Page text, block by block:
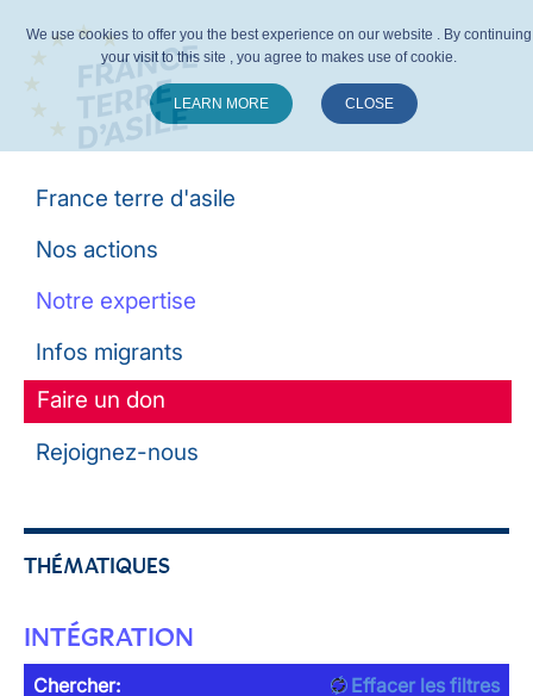
France terre d'asile
Nos actions
Notre expertise
Infos migrants
Faire un don
Rejoignez-nous
THÉMATIQUES
INTÉGRATION
Chercher:
Effacer les filtres
We use cookies to offer you the best experience on our website . By continuing
your visit to this site , you agree to makes use of cookie.
LEARN MORE CLOSE